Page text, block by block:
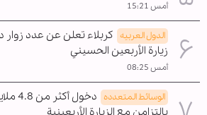
أمس 15:21
الدول العربیه كربلاء تعلن عن عدد زوار
زيارة الأربعين الحسيني
أمس 08:25
الوسائط المتعدده
دخول